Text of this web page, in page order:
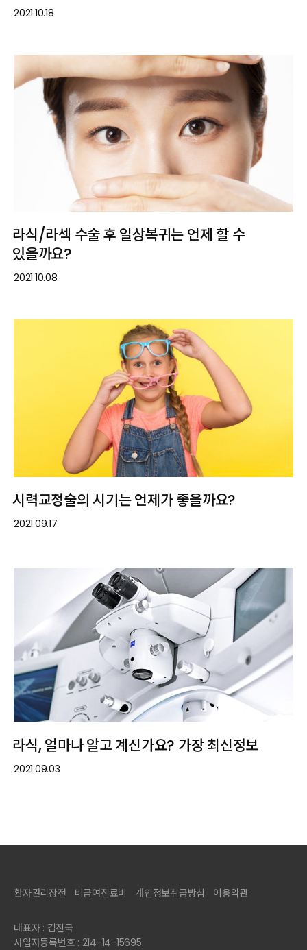
2021.10.18
라식/라섹 수술 후 일상복귀는 언제 할 수
있을까요?
2021.10.08
시력교정술의 시기는 언제가 좋을까요?
2021.09.17
라식, 얼마나 알고 계신가요? 가장 최신정보
2021.09.03
환자권리장전 비급여진료비 개인정보취급방침 이용약관
대표자 : 김진국
사업자등록번호 : 214-14-15695